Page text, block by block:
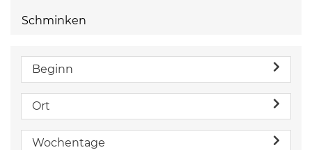
Schminken
Beginn
Ort
Wochentage